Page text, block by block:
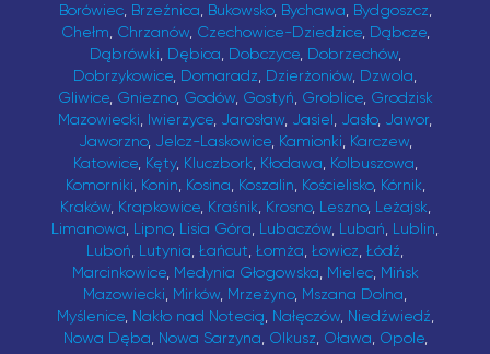
Borówiec, Brzeźnica, Bukowsko, Bychawa, Bydgoszcz,
Chełm, Chrzanów, Czechowice-Dziedzice, Dąbcze,
Dąbrówki, Dębica, Dobczyce, Dobrzechów,
Dobrzykowice, Domaradz, Dzierżoniów, Dzwola,
Gliwice, Gniezno, Godów, Gostyń, Groblice, Grodzisk
Mazowiecki, Iwierzyce, Jarosław, Jasiel, Jasło, Jawor,
Jaworzno, Jelcz-Laskowice, Kamionki, Karczew,
Katowice, Kęty, Kluczbork, Kłodawa, Kolbuszowa,
Komorniki, Konin, Kosina, Koszalin, Kościelisko, Kórnik,
Kraków, Krapkowice, Kraśnik, Krosno, Leszno, Leżajsk,
Limanowa, Lipno, Lisia Góra, Lubaczów, Lubań, Lublin,
Luboń, Lutynia, Łańcut, Łomża, Łowicz, Łódź,
Marcinkowice, Medynia Głogowska, Mielec, Mińsk
Mazowiecki, Mirków, Mrzeżyno, Mszana Dolna,
Myślenice, Nakło nad Notecią, Nałęczów, Niedźwiedź,
Nowa Dęba, Nowa Sarzyna, Olkusz, Oława, Opole,